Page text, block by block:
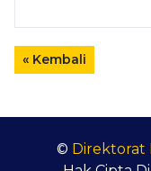
« Kembali
© Direktorat